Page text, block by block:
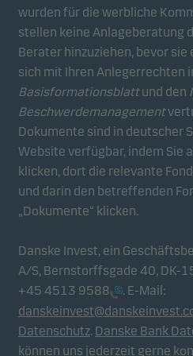
wurden für die werbliche
stellen keine Anlageberatung
Berater hinzuziehen, bevor
sich mit Ihren Anlegerrechten
Basisformationsblattund den
Beschwerdemanagement
Dokumente sind in deutscher
Website verfügbar, indem Sie
klicken, dort die relevante
und darin den betreffenden
„Dokumente“ klicken.
Danske Invest, ein
A/S, Bernstorffsgade 40, DK-
+45 4513 9588
. E-Mail:
Datenschutz. Danske Bank
können uns jederzeit gerne